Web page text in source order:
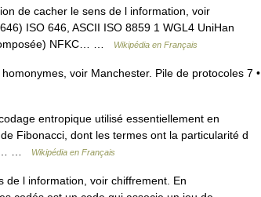
de cacher le sens de l information, voir
ISO 646, ASCII ISO 8859 1 WGL4 UniHan
NFKC… …
Wikipédia en Français
voir Manchester. Pile de protocoles 7 •
entropique utilisé essentiellement en
Fibonacci, dont les termes ont la particularité d
…
Wikipédia en Français
l information, voir chiffrement. En